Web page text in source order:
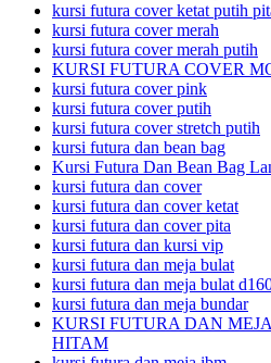
kursi futura cover ketat putih
kursi futura cover merah
kursi futura cover merah putih
KURSI FUTURA COVER
kursi futura cover pink
kursi futura cover putih
kursi futura cover stretch putih
kursi futura dan bean bag
Kursi Futura Dan Bean Bag
kursi futura dan cover
kursi futura dan cover ketat
kursi futura dan cover pita
kursi futura dan kursi vip
kursi futura dan meja bulat
kursi futura dan meja bulat
kursi futura dan meja bundar
KURSI FUTURA DAN
HITAM